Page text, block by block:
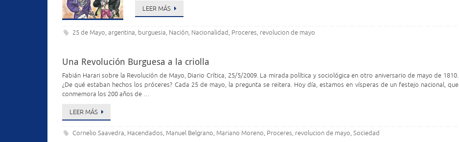
LEER MÁS
25 de Mayo,argentina, burguesia, Nación, Nacionalidad, Proceres, revolucion de mayo
Una Revolución Burguesa a la criolla
Fabián Harari sobre la Revolución de Mayo, Diario Crítica, 25/5/2009. La mirada política y sociológica en otro aniversario de mayo de 1810.
¿De qué estaban hechos los próceres? Cada 25 de mayo, la pregunta se reitera. Hoy día, estamos en vísperas de un festejo nacional, que
conmemora los 200 años de …
LEER MÁS
Cornelio Saavedra, Hacendados, Manuel Belgrano, Mariano Moreno, Proceres, revolucion de mayo,Sociedad